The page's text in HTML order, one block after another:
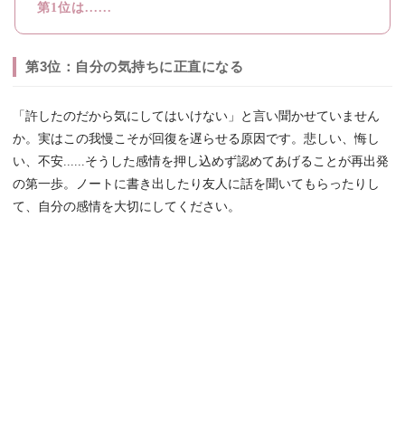
第1位は......
第3位：自分の気持ちに正直になる
「許したのだから気にしてはいけない」と言い聞かせていません
か。実はこの我慢こそが回復を遅らせる原因です。悲しい、悔し
い、不安......そうした感情を押し込めず認めてあげることが再出発
の第一歩。ノートに書き出したり友人に話を聞いてもらったりし
て、自分の感情を大切にしてください。